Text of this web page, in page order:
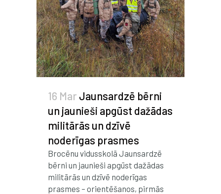
16 Mar Jaunsardzē bērni
un jaunieši apgūst dažādas
militārās un dzīvē
noderīgas prasmes
Brocēnu vidusskolā Jaunsardzē
bērni un jaunieši apgūst dažādas
militārās un dzīvē noderīgas
prasmes – orientēšanos, pirmās